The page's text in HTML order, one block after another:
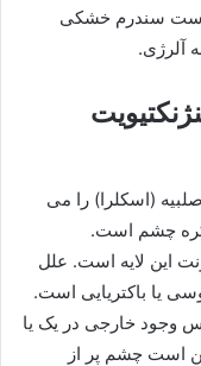
است سندرم خشکی
آلرژی.
(اسکلرا) را می
کره چشم است.
این لایه است. علل
یا باکتریایی است.
وجود خارجی در یک یا
است چشم پر از